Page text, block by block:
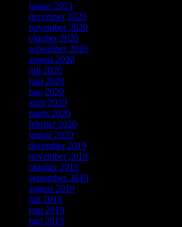
januar 2021
december 2020
november 2020
oktober 2020
september 2020
august 2020
juli 2020
juni 2020
maj 2020
april 2020
marts 2020
februar 2020
januar 2020
december 2019
november 2019
oktober 2019
september 2019
august 2019
juli 2019
juni 2019
maj 2019